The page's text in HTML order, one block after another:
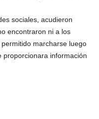
sociales, acudieron
encontraron ni a los
marcharse luego
proporcionara información